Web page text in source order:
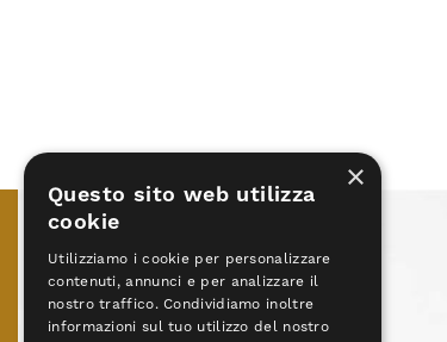
×
Questo sito web utilizza
cookie
Utilizziamo i cookie per personalizzare
contenuti, annunci e per analizzare il
nostro traffico. Condividiamo inoltre
informazioni sul tuo utilizzo del nostro